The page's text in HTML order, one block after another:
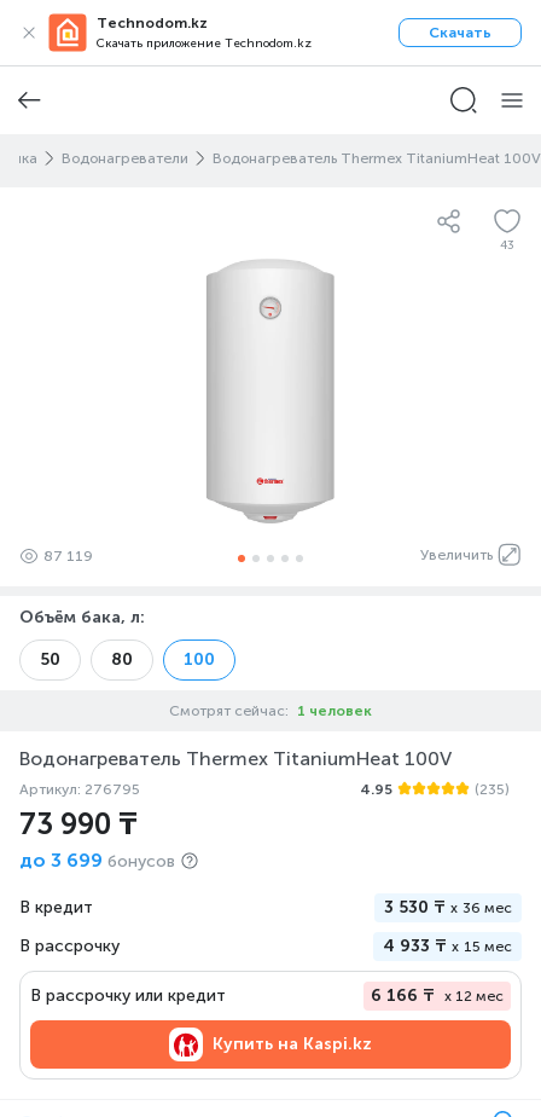
Technodom.kz
Скачать приложение Technodom.kz
Скачать
Водонагреватели Водонагреватель Thermex TitaniumHeat 100V
43
Увеличить
87 119
Объём бака, л:
50 80 100
Смотрят сейчас: 1 человек
Водонагреватель Thermex TitaniumHeat 100V
Артикул: 276795 4.95 (235)
73 990 ₸
до 3 699 бонусов
В кредит 3 530 ₸ x 36 мес
В рассрочку 4 933 ₸ x 15 мес
В рассрочку или кредит 6 166 ₸ x 12 мес
Купить на Kaspi.kz